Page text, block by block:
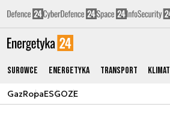
Surowce Energetyka Transport Klimat
GazRopaESGOZE